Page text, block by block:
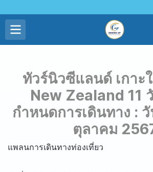
ทัวร์นิวซีแลนด์ เกาะ
New Zealand 11
กำหนดการเดินทาง :
ตุลาคม
แพลนการเดินทางท่องเที่ยว